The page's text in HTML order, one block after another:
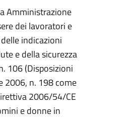
Amministrazione
dei lavoratori e
indicazioni
e della sicurezza
106 (Disposizioni
2006, n. 198 come
2006/54/CE
e donne in